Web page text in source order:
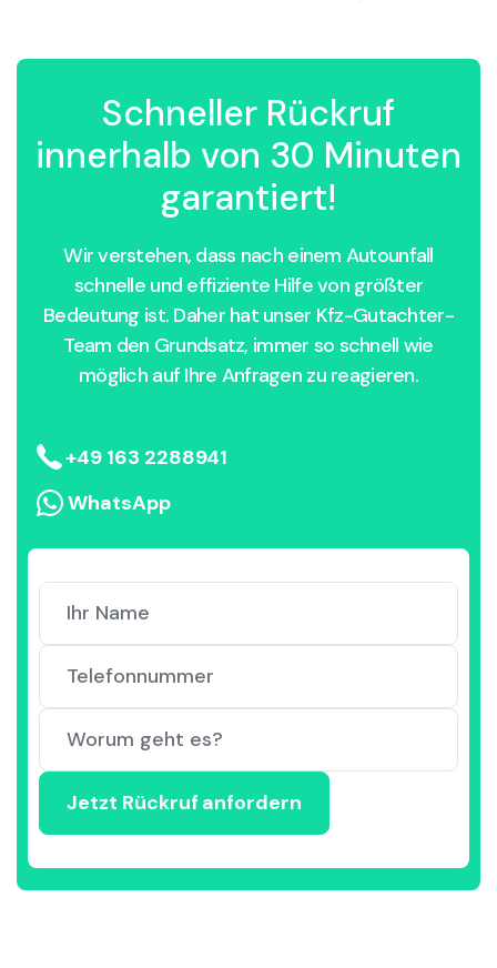
Schneller Rückruf
innerhalb von 30 Minuten
garantiert!
Wir verstehen, dass nach einem Autounfall
schnelle und effiziente Hilfe von größter
Bedeutung ist. Daher hat unser Kfz-Gutachter-
Team den Grundsatz, immer so schnell wie
möglich auf Ihre Anfragen zu reagieren.
+49 163 2288941
WhatsApp